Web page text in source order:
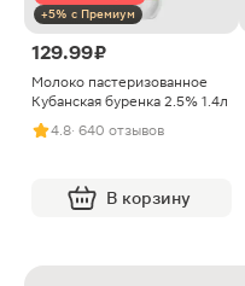
+5% с Премиум
129.99 ₽
Молоко пастеризованное
Кубанская буренка 2.5% 1.4л
4.8· 640 отзывов
В корзину